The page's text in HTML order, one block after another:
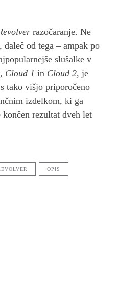
razočaranje. Ne
daleč od tega – ampak po
slušalke v
Cloud 1 in Cloud 2, je
tako višjo priporočeno
izdelkom, ki ga
rezultat dveh let
OPIS